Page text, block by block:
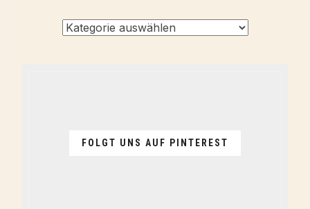
FOLGT UNS AUF PINTEREST